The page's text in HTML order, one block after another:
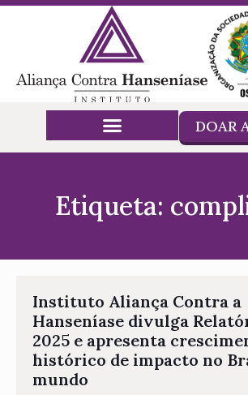
DOAR
Etiqueta:
Instituto Aliança Contra a
Hanseníase divulga
2025 e apresenta
histórico de impacto no
mundo